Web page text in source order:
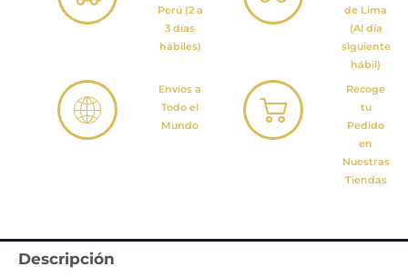
Perú (2 a
3 días
hábiles)
de Lima
(Al día
siguiente
hábil)
Envíos a
Todo el
Mundo
Recoge
tu
Pedido
en
Nuestras
Tiendas
Descripción